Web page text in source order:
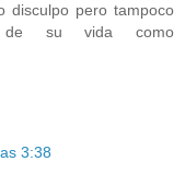
disculpo pero tampoco
de su vida como
3:38